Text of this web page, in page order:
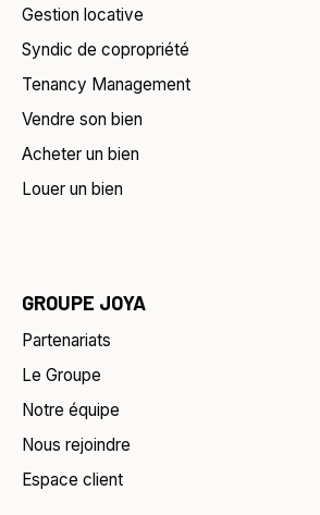
Gestion locative
Syndic de copropriété
Tenancy Management
Vendre son bien
Acheter un bien
Louer un bien
GROUPE JOYA
Partenariats
Le Groupe
Notre équipe
Nous rejoindre
Espace client